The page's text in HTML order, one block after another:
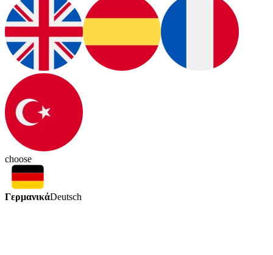
choose
ΓερμανικάDeutsch